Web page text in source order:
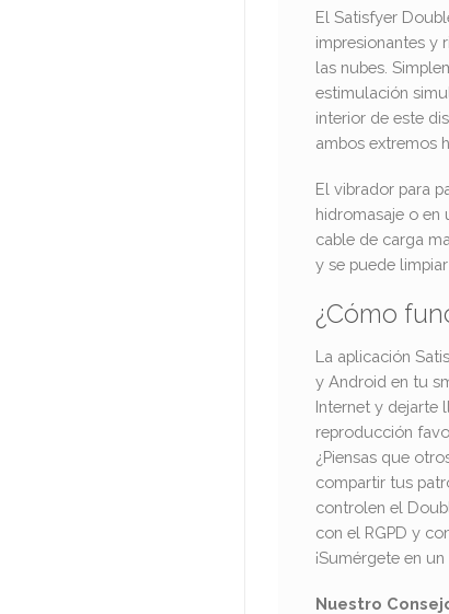
El Satisfyer
impresionantes y
las nubes.
estimulación
interior de este
ambos extremos
El vibrador para
hidromasaje o en
cable de carga
y se puede
¿Cómo
La aplicación
y Android en tu
Internet y dejarte
reproducción
¿Piensas que
compartir tus
controlen el
con el RGPD y
¡Sumérgete en
Nuestro